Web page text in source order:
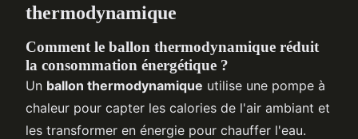
thermodynamique
Comment le ballon thermodynamique réduit
la consommation énergétique ?
Un ballon thermodynamique utilise une pompe à
chaleur pour capter les calories de l'air ambiant et
les transformer en énergie pour chauffer l'eau.